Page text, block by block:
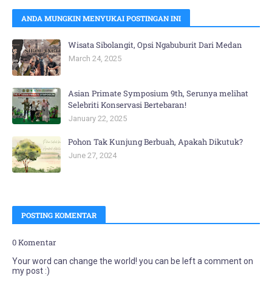
ANDA MUNGKIN MENYUKAI POSTINGAN INI
Wisata Sibolangit, Opsi Ngabuburit Dari Medan
March 24, 2025
Asian Primate Symposium 9th, Serunya melihat
Selebriti Konservasi Bertebaran!
January 22, 2025
Pohon Tak Kunjung Berbuah, Apakah Dikutuk?
June 27, 2024
POSTING KOMENTAR
0 Komentar
Your word can change the world! you can be left a comment on
my post :)